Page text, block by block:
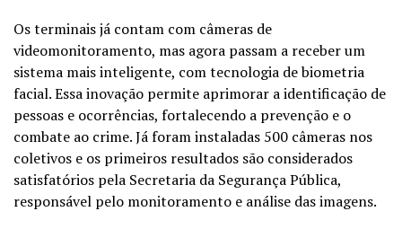
Os terminais já contam com câmeras de
videomonitoramento, mas agora passam a receber um
sistema mais inteligente, com tecnologia de biometria
facial. Essa inovação permite aprimorar a identificação de
pessoas e ocorrências, fortalecendo a prevenção e o
combate ao crime. Já foram instaladas 500 câmeras nos
coletivos e os primeiros resultados são considerados
satisfatórios pela Secretaria da Segurança Pública,
responsável pelo monitoramento e análise das imagens.